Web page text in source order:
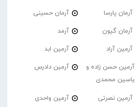
آرمان پارسا آرمان حسینی
آرمان گیون آرمد
آرمین آراد آرمین ابد
آرمین حسن زاده و
یاسین محمدی
آرمین دادرس
آرمین نصرتی آرمین واحدی